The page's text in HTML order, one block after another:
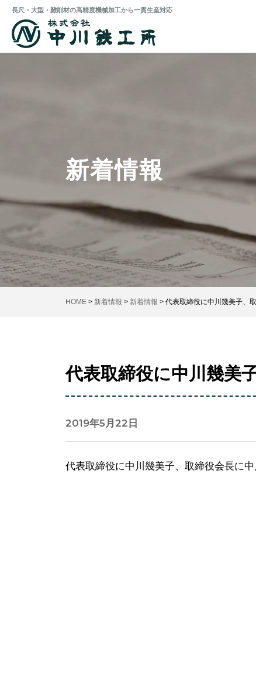
長尺・大型・難削材の高精度機械加工から一貫生産対応
新着情報
HOME > 新着情報 > 新着情報 > 代表取締役に中川幾美子、
代表取締役に中川幾美
2019年5月22日
代表取締役に中川幾美子、取締役会長に中